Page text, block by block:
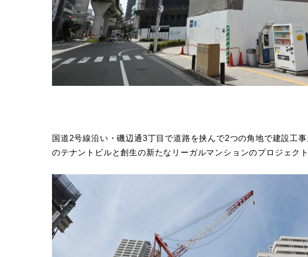
国道2号線沿い・磯辺通3丁目で道路を挟んで2つの角地で建設工
のテナントビルと創生の新たなリーガルマンションのプロジェクト